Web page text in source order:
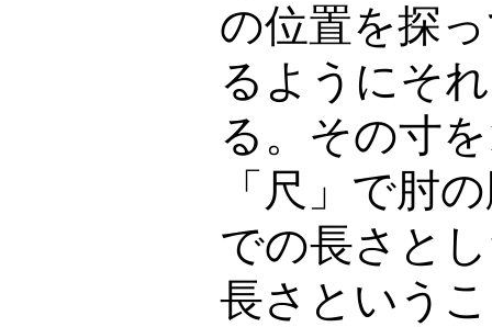
の位置を探
るようにそ
る。その寸を
「尺」で肘
での長さと
長さという